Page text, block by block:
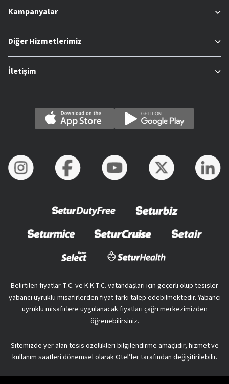
Kampanyalar
Diğer Hizmetlerimiz
İletişim
Belirtilen fiyatlar T.C. ve K.K.T.C. vatandaşları için geçerli olup tesisler
yabancı uyruklu misafirlerden fiyat farkı talep edebilmektedir. Yabancı
uyruklu misafirlere uygulanacak fiyatları çağrı merkezimizden
öğrenebilirsiniz.
Sitemizde yer alan tesis özellikleri bilgilendirme amaçlıdır, hizmet ve
kullanım saatleri dönemsel olarak Otel’ler tarafından değişitirilebilir.